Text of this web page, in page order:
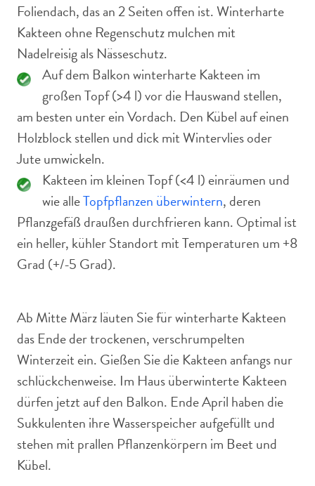
Foliendach, das an 2 Seiten offen ist. Winterharte
Kakteen ohne Regenschutz mulchen mit
Nadelreisig als Nässeschutz.
Auf dem Balkon winterharte Kakteen im
großen Topf (>4 l) vor die Hauswand stellen,
am besten unter ein Vordach. Den Kübel auf einen
Holzblock stellen und dick mit Wintervlies oder
Jute umwickeln.
Kakteen im kleinen Topf (<4 l) einräumen und
wie alleTopfpflanzen überwintern, deren
Pflanzgefäß draußen durchfrieren kann. Optimal ist
ein heller, kühler Standort mit Temperaturen um +8
Grad (+/-5 Grad).
Ab Mitte März läuten Sie für winterharte Kakteen
das Ende der trockenen, verschrumpelten
Winterzeit ein. Gießen Sie die Kakteen anfangs nur
schlückchenweise. Im Haus überwinterte Kakteen
dürfen jetzt auf den Balkon. Ende April haben die
Sukkulenten ihre Wasserspeicher aufgefüllt und
stehen mit prallen Pflanzenkörpern im Beet und
Kübel.